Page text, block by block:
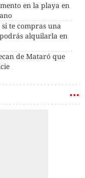
en la playa en
te compras una
alquilarla en
de Mataró que